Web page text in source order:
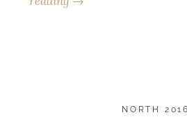
NORTH 2016